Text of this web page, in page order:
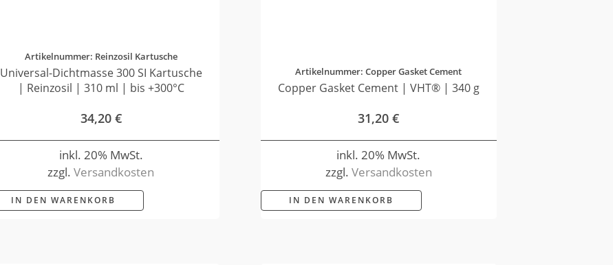
Artikelnummer: Reinzosil Kartusche
Universal-Dichtmasse 300 SI Kartusche
| Reinzosil | 310 ml | bis +300°C
34,20 €
inkl. 20% MwSt.
zzgl.Versandkosten
IN DEN WARENKORB
Artikelnummer: Copper Gasket Cement
Copper Gasket Cement | VHT® | 340 g
31,20€
inkl. 20% MwSt.
zzgl. Versandkosten
IN DEN WARENKORB